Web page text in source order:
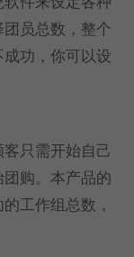
员总数，整个
功，你可以设
只需开始自己
购。本产品的
工作组总数，